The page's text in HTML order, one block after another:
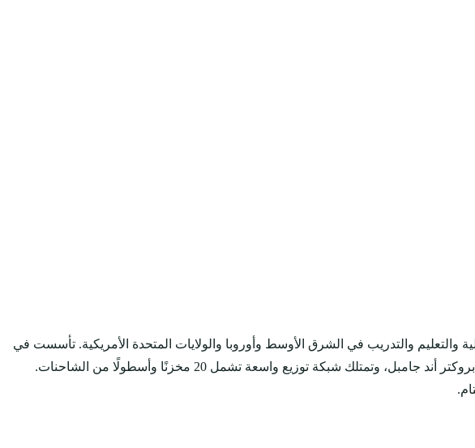
والتعليم والتدريب في الشرق الأوسط وأوروبا والولايات المتحدة الأمريكية. تأسست في
عام 1935 كشركة تجارية في المملكة العربية السعودية، وتعتبر اليوم موزعًا معتمدًا لعلامات تجارية عالمية عديدة، مثل بروكتر أند جامبل، وتمتلك شبكة توزيع واسعة تشمل 20 مخزنًا وأسطولًا من الشاحنات.